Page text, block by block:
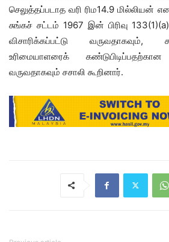
செலுத்தப்படாத வரி ரிம14.9 மில்லியன்
சுங்கச் சட்டம் 1967 இன் பிரிவு
விசாரிக்கப்பட்டு
உரிமையாளரைக்
வருவதாகவும் சசாலி கூறினார்.